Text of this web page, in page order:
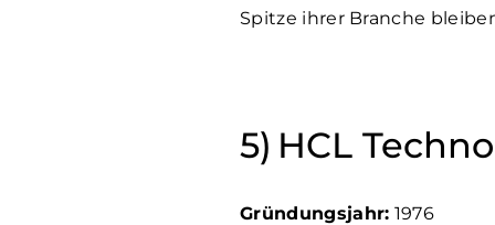
Spitze ihrer Branche
HCL
Gründungsjahr: 1976